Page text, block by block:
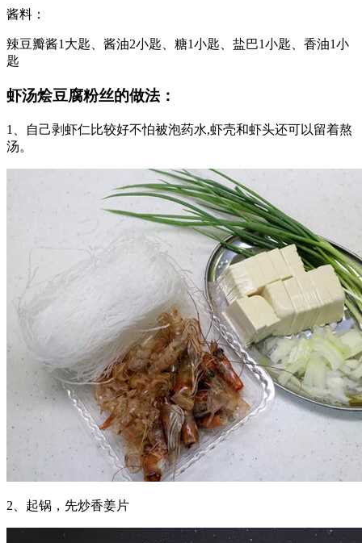
酱料：
辣豆瓣酱1大匙、酱油2小匙、糖1小匙、盐巴1小匙、香油1小
匙
虾汤烩豆腐粉丝的做法：
1、自己剥虾仁比较好不怕被泡药水,虾壳和虾头还可以留着熬
汤。
2、起锅，先炒香姜片